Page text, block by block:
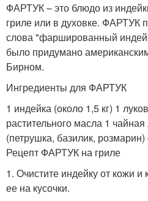
ФАРТУК – это блюдо из
гриле или в духовке. ФАРТУК
слова "фаршированный
было придумано
Бирном.
Ингредиенты для ФАРТУК
1 индейка (около 1,5 кг) 1
растительного масла 1
(петрушка, базилик,
Рецепт ФАРТУК на гриле
1. Очистите индейку от кожи и
ее на кусочки.